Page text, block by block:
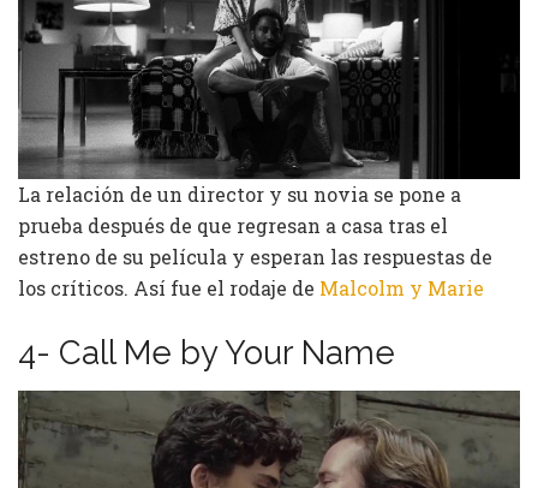
La relación de un director y su novia se pone a
prueba después de que regresan a casa tras el
estreno de su película y esperan las respuestas de
los críticos. Así fue el rodaje de Malcolm y Marie
4- Call Me by Your Name